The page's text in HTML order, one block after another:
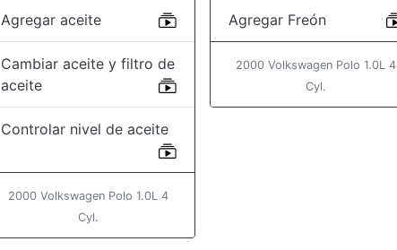
Agregar aceite
Cambiar aceite y filtro de
aceite
Controlar nivel de aceite
2000 Volkswagen Polo 1.0L 4
Cyl.
Agregar Freón
2000 Volkswagen Polo 1.0L 4
Cyl.